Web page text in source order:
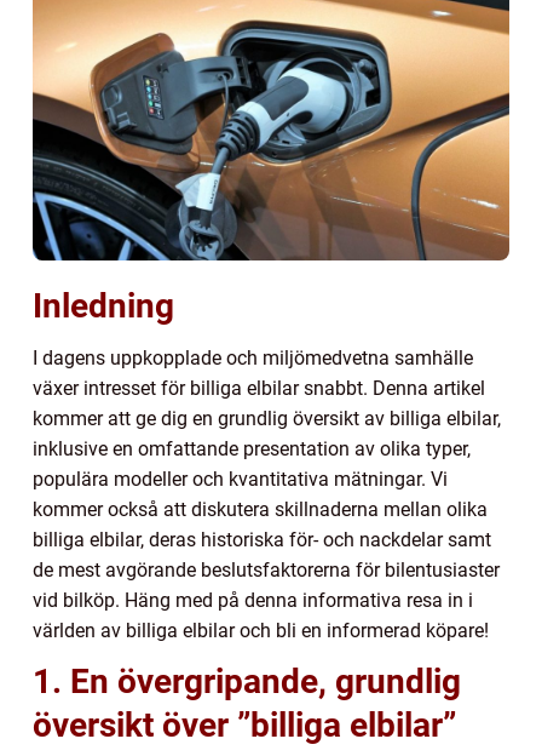
Inledning
I dagens uppkopplade och miljömedvetna samhälle
växer intresset för billiga elbilar snabbt. Denna artikel
kommer att ge dig en grundlig översikt av billiga elbilar,
inklusive en omfattande presentation av olika typer,
populära modeller och kvantitativa mätningar. Vi
kommer också att diskutera skillnaderna mellan olika
billiga elbilar, deras historiska för- och nackdelar samt
de mest avgörande beslutsfaktorerna för bilentusiaster
vid bilköp. Häng med på denna informativa resa in i
världen av billiga elbilar och bli en informerad köpare!
1. En övergripande, grundlig
översikt över ”billiga elbilar”